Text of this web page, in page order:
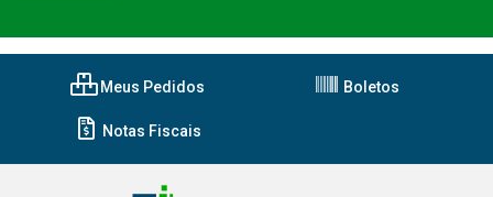
Meus Pedidos Boletos
Notas Fiscais